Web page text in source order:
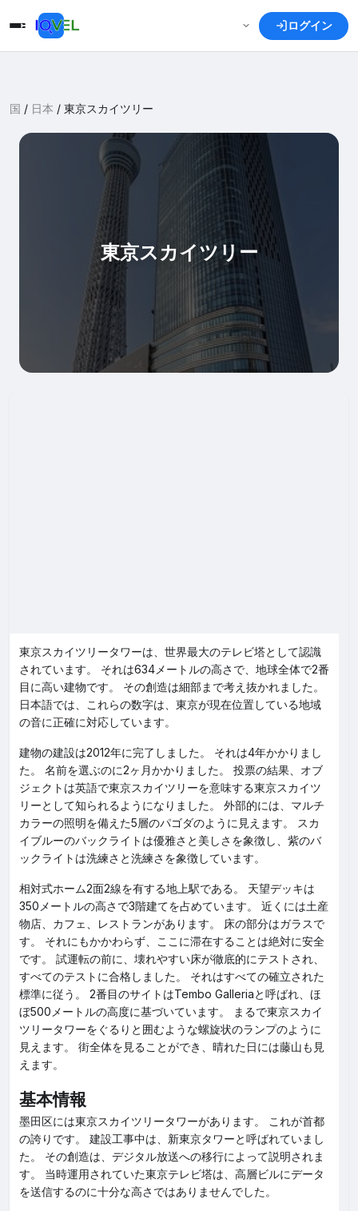
ログイン
国 / 日本 / 東京スカイツリー
東京スカイツリー
東京スカイツリータワーは、世界最大のテレビ塔として認識
されています。 それは634メートルの高さで、地球全体で2番
目に高い建物です。 その創造は細部まで考え抜かれました。
日本語では、これらの数字は、東京が現在位置している地域
の音に正確に対応しています。
建物の建設は2012年に完了しました。 それは4年かかりまし
た。 名前を選ぶのに2ヶ月かかりました。 投票の結果、オブ
ジェクトは英語で東京スカイツリーを意味する東京スカイツ
リーとして知られるようになりました。 外部的には、マルチ
カラーの照明を備えた5層のパゴダのように見えます。 スカ
イブルーのバックライトは優雅さと美しさを象徴し、紫のバ
ックライトは洗練さと洗練さを象徴しています。
相対式ホーム2面2線を有する地上駅である。 天望デッキは
350メートルの高さで3階建てを占めています。 近くには土産
物店、カフェ、レストランがあります。 床の部分はガラスで
す。 それにもかかわらず、ここに滞在することは絶対に安全
です。 試運転の前に、壊れやすい床が徹底的にテストされ、
すべてのテストに合格しました。 それはすべての確立された
標準に従う。 2番目のサイトはTembo Galleriaと呼ばれ、ほ
ぼ500メートルの高度に基づいています。 まるで東京スカイ
ツリータワーをぐるりと囲むような螺旋状のランプのように
見えます。 街全体を見ることができ、晴れた日には藤山も見
えます。
基本情報
墨田区には東京スカイツリータワーがあります。 これが首都
の誇りです。 建設工事中は、新東京タワーと呼ばれていまし
た。 その創造は、デジタル放送への移行によって説明されま
す。 当時運用されていた東京テレビ塔は、高層ビルにデータ
を送信するのに十分な高さではありませんでした。